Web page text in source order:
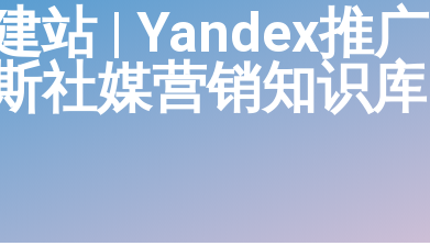
站 | Yandex推广
社媒营销知识库